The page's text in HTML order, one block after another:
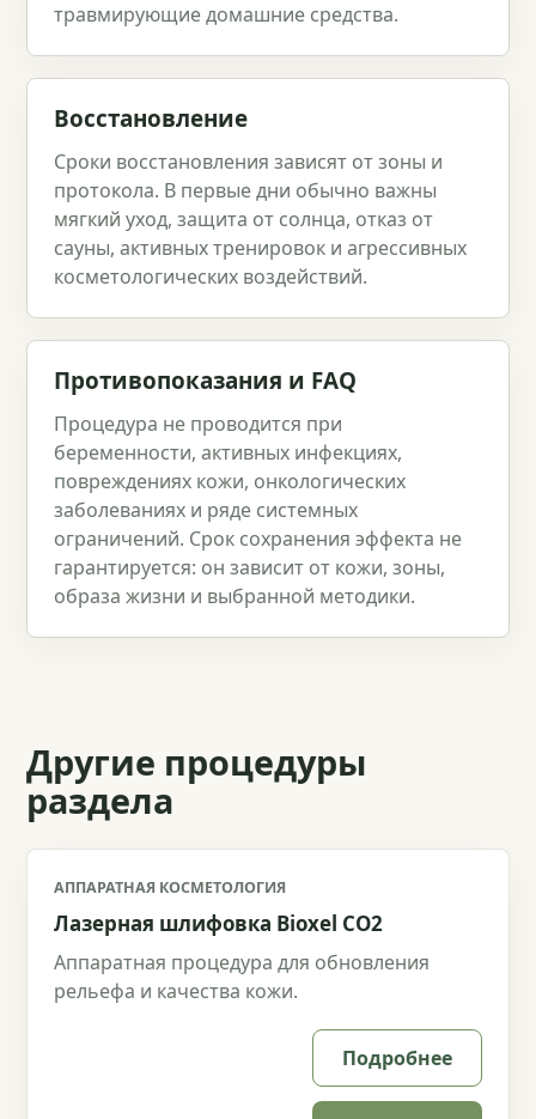
травмирующие домашние средства.
Восстановление
Сроки восстановления зависят от зоны и
протокола. В первые дни обычно важны
мягкий уход, защита от солнца, отказ от
сауны, активных тренировок и агрессивных
косметологических воздействий.
Противопоказания и FAQ
Процедура не проводится при
беременности, активных инфекциях,
повреждениях кожи, онкологических
заболеваниях и ряде системных
ограничений. Срок сохранения эффекта не
гарантируется: он зависит от кожи, зоны,
образа жизни и выбранной методики.
Другие процедуры
раздела
АППАРАТНАЯ КОСМЕТОЛОГИЯ
Лазерная шлифовка Bioxel CO2
Аппаратная процедура для обновления
рельефа и качества кожи.
Подробнее